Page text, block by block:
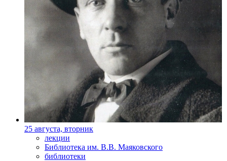
25 августа, вторник
лекции
Библиотека им. В.В. Маяковского
библиотеки